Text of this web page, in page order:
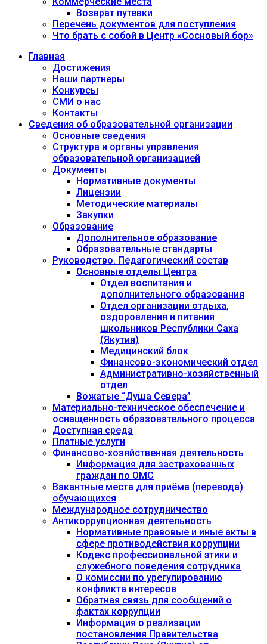
Возврат путевки
Перечень документов для поступления
Что брать с собой в Центр «Сосновый бор»
Главная
Достижения
Наши партнеры
Конкурсы
СМИ о нас
Контакты
Сведения об образовательной организации
Основные сведения
Структура и органы управления
образовательной организацией
Документы
Нормативные документы
Лицензии
Методические материалы
Закупки
Образование
Дополнительное образование
Образовательные стандарты
Руководство. Педагогический состав
Основные отделы Центра
Отдел воспитания и
дополнительного образования
Отдел организации отдыха,
оздоровления и питания
школьников Республики Саха
(Якутия)
Медицинский блок
Финансово-экономический отдел
Административно-хозяйственный
отдел
Вожатые “Душа Севера”
Материально-техническое обеспечение и
оснащенность образовательного процесса
Доступная среда
Платные услуги
Финансово-хозяйственная деятельность
Информация для застрахованных
граждан по ОМС
Вакантные места для приёма (перевода)
обучающихся
Международное сотрудничество
Антикоррупционная деятельность
Нормативные правовые и иные акты в
сфере противодействия коррупции
Кодекс профессиональной этики и
служебного поведения сотрудника
О комиссии по урегулированию
конфликта интересов
Обратная связь для сообщений о
фактах коррупции
Информация о реализации
постановления Правительства